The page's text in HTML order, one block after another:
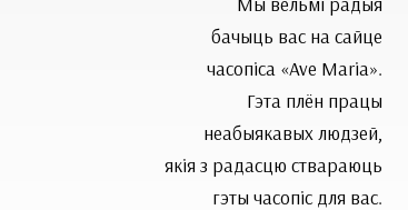
бачыць вас на сайце
часопіса «Ave Maria».
Гэта плён працы
неабыякавых людзей,
якія з радасцю ствараюць
гэты часопіс для вас.